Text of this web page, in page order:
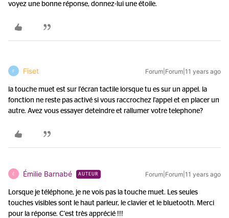
voyez une bonne réponse, donnez-lui une étoile.
F Fiset Forum|Forum|11 years ago
la touche muet est sur l'écran tactile lorsque tu es sur un appel. la
fonction ne reste pas activé si vous raccrochez l'appel et en placer un
autre. Avez vous essayer deteindre et rallumer votre telephone?
É Émilie Barnabé AUTEUR Forum|Forum|11 years ago
Lorsque je téléphone, je ne vois pas la touche muet. Les seules
touches visibles sont le haut parleur, le clavier et le bluetooth. Merci
pour la réponse. C'est très apprécié !!!